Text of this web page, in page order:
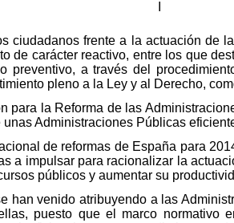
ciudadanos frente a la actuación de
de carácter reactivo, entre los que
preventivo, a través del
pleno a la Ley y al Derecho,
para la Reforma de las
Administraciones Públicas
de reformas de España para
a impulsar para racionalizar la
públicos y aumentar su
han venido atribuyendo a las
puesto que el marco normativo